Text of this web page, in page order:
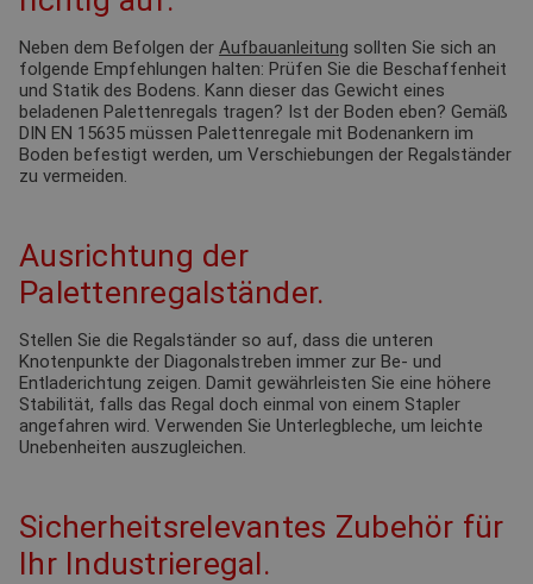
Neben dem Befolgen der Aufbauanleitung sollten Sie sich an
folgende Empfehlungen halten: Prüfen Sie die Beschaffenheit
und Statik des Bodens. Kann dieser das Gewicht eines
beladenen Palettenregals tragen? Ist der Boden eben? Gemäß
DIN EN 15635 müssen Palettenregale mit Bodenankern im
Boden befestigt werden, um Verschiebungen der Regalständer
zu vermeiden.
Ausrichtung der
Palettenregalständer.
Stellen Sie die Regalständer so auf, dass die unteren
Knotenpunkte der Diagonalstreben immer zur Be- und
Entladerichtung zeigen. Damit gewährleisten Sie eine höhere
Stabilität, falls das Regal doch einmal von einem Stapler
angefahren wird. Verwenden Sie Unterlegbleche, um leichte
Unebenheiten auszugleichen.
Sicherheitsrelevantes Zubehör für
Ihr Industrieregal.